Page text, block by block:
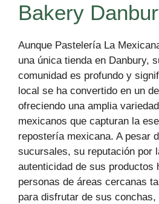
Bakery
Aunque Pastelería La
una única tienda en Danbury,
comunidad es profundo y
local se ha convertido en un
ofreciendo una amplia
mexicanos que capturan la
repostería mexicana. A pesar
sucursales, su reputación por
autenticidad de sus productos
personas de áreas cercanas
para disfrutar de sus